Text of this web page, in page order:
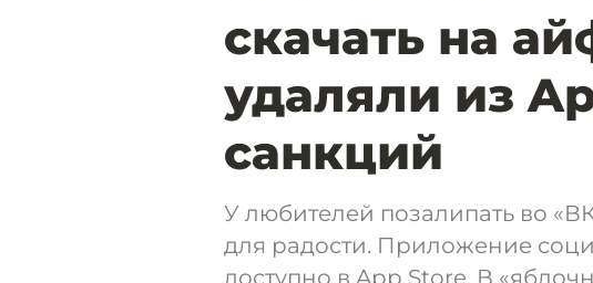
скачать на
удаляли из
санкций
У любителей позалипать во
для радости. Приложение
доступно в App Store. В